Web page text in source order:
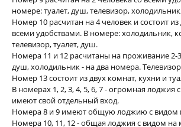
номере: туалет, душ, телевизор,
Номер 10 расчитан на 4 человек и состоит
всеми удобствами. В номере: холодильник,
телевизор, туалет, душ.
Номера 11 и 12 расчитаны на проживание 2-
душ, холодильник - на два номера.
Номер 13 состоит из двух комнат, кухни и
В номерах 1, 2, 3, 4, 5, 6, 7 - огромная лоджия
имеют свой отдельный вход.
Номера 8 и 9 имеют общую лоджию с видом
Номера 10, 11, 12 - общая лоджия с видом на